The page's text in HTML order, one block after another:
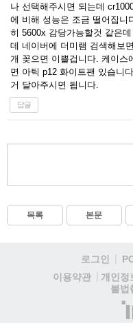
나 선택해주시면 되는데
에 비해 성능은 조금 떨어집니
히 5600x 감당가능할것 같은
데 네이버에 더미램 검색해보
개 꽂으면 이쁠겁니다. 케이스
면 아틱 p12 화이트팬 있습니
거 달아주시면 됩니다.
답글
목록 본문
로그인
이용약관
개인정
불법